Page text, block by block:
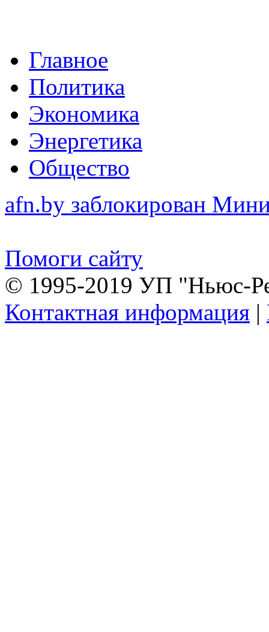
Главное
Политика
Экономика
Энергетика
Общество
afn.by заблокирован
Помоги сайту
© 1995-2019 УП "Ньюс-
Контактная информация |